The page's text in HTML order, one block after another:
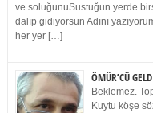
ve soluğunuSustuğun yerde
dalıp gidiyorsun Adını
her yer […]
ÖMÜR’CÜ
Beklemez.
Kuytu köşe